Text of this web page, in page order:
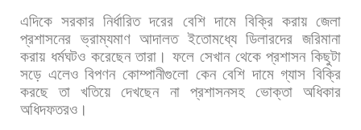
এদিকে সরকার নির্ধারিত দরের বেশি দামে বিক্রি করায় জেলা
প্রশাসনের ভ্রাম্যমাণ আদালত ইতোমধ্যে ডিলারদের জরিমানা
করায় ধর্মঘটও করেছেন তারা। ফলে সেখান থেকে প্রশাসন কিছুটা
সড়ে এলেও বিপণন কোম্পানীগুলো কেন বেশি দামে গ্যাস বিক্রি
করছে
তা খতিয়ে দেখছেন না প্রশাসনসহ ভোক্তা
অধিকার
অধিদফতরও।